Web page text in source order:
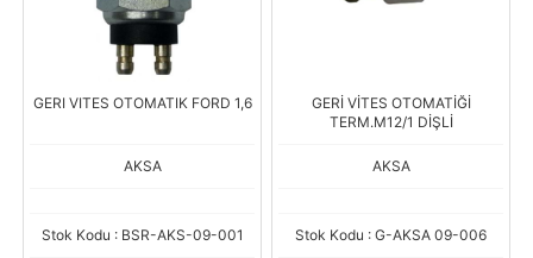
GERI VITES OTOMATIK FORD 1,6
AKSA
Stok Kodu : BSR-AKS-09-001
GERİ VİTES OTOMATİĞİ
TERM.M12/1 DİŞLİ
AKSA
Stok Kodu : G-AKSA 09-006